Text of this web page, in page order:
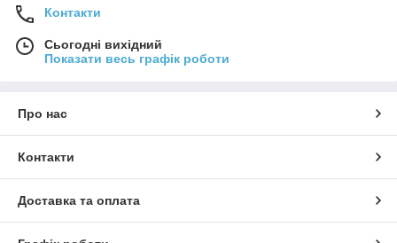
Контакти
Сьогодні вихідний
Показати весь графік роботи
Про нас
Контакти
Доставка та оплата